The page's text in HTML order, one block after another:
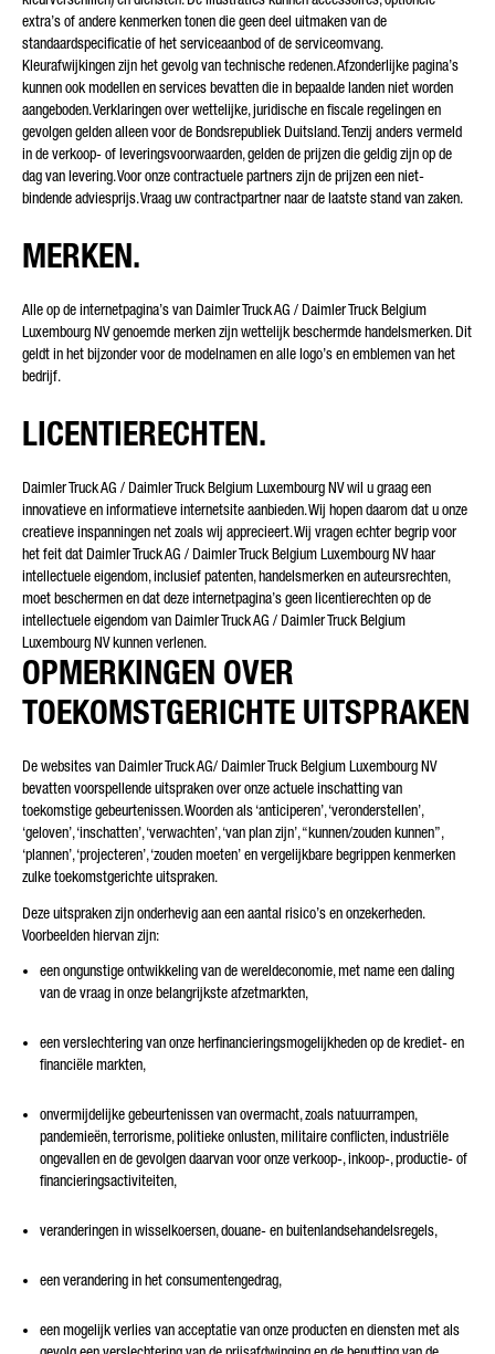
E-MAIL*
TELEFOONNUMMER*
* Het veld is verplicht
Wij zullen uw gegevens zorgvuldig verwerken, opslaan en
gebruiken in overeenstemming met de wettelijke bepalingen
inzake gegevensbescherming in lijn met uw toestemming,
uitsluitend voor de verwerking van uw aanvraag. Verdere
details over de verwerking van uw persoonlijke gegevens door
Daimler Truck AG en gedetailleerde informatie over uw rechten
vindt u online in de informatie overgegevensbescherming.
Friendly Captcha
extra’s of andere kenmerken tonen die geen deel uitmaken van de
standaardspecificatie of het serviceaanbod of de serviceomvang.
Kleurafwijkingen zijn het gevolg van technische redenen. Afzonderlijke pagina’s
kunnen ook modellen en services bevatten die in bepaalde landen niet worden
aangeboden. Verklaringen over wettelijke, juridische en fiscale regelingen en
gevolgen gelden alleen voor de Bondsrepubliek Duitsland. Tenzij anders vermeld
in de verkoop- of leveringsvoorwaarden, gelden de prijzen die geldig zijn op de
dag van levering. Voor onze contractuele partners zijn de prijzen een niet-
bindende adviesprijs. Vraag uw contractpartner naar de laatste stand van zaken.
MERKEN.
Alle op de internetpagina’s van Daimler Truck AG / Daimler Truck Belgium
Luxembourg NV genoemde merken zijn wettelijk beschermde handelsmerken. Dit
geldt in het bijzonder voor de modelnamen en alle logo’s en emblemen van het
bedrijf.
LICENTIERECHTEN.
Daimler Truck AG / Daimler Truck Belgium Luxembourg NV wil u graag een
innovatieve en informatieve internetsite aanbieden. Wij hopen daarom dat u onze
creatieve inspanningen net zoals wij apprecieert. Wij vragen echter begrip voor
het feit dat Daimler Truck AG / Daimler Truck Belgium Luxembourg NV haar
intellectuele eigendom, inclusief patenten, handelsmerken en auteursrechten,
moet beschermen en dat deze internetpagina’s geen licentierechten op de
intellectuele eigendom van Daimler Truck AG / Daimler Truck Belgium
Luxembourg NV kunnen verlenen.
OPMERKINGEN OVER
TOEKOMSTGERICHTE UITSPRAKEN
De websites van Daimler Truck AG/ Daimler Truck Belgium Luxembourg NV
bevatten voorspellende uitspraken over onze actuele inschatting van
toekomstige gebeurtenissen. Woorden als ‘anticiperen’, ‘veronderstellen’,
‘geloven’, ‘inschatten’, ‘verwachten’, ‘van plan zijn’, “kunnen/zouden kunnen”,
‘plannen’, ‘projecteren’, ‘zouden moeten’ en vergelijkbare begrippen kenmerken
zulke toekomstgerichte uitspraken.
Deze uitspraken zijn onderhevig aan een aantal risico’s en onzekerheden.
Voorbeelden hiervan zijn:
een ongunstige ontwikkeling van de wereldeconomie, met name een daling
van de vraag in onze belangrijkste afzetmarkten,
een verslechtering van onze herfinancieringsmogelijkheden op de krediet- en
financiële markten,
onvermijdelijke gebeurtenissen van overmacht, zoals natuurrampen,
pandemieën, terrorisme, politieke onlusten, militaire conflicten, industriële
ongevallen en de gevolgen daarvan voor onze verkoop-, inkoop-, productie- of
financieringsactiviteiten,
veranderingen in wisselkoersen, douane- en buitenlandsehandelsregels,
een verandering in het consumentengedrag,
een mogelijk verlies van acceptatie van onze producten en diensten met als